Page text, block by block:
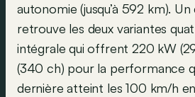
autonomie (jusqu’à 592 km).
retrouve les deux variantes
intégrale qui offrent 220 kW
(340 ch) pour la performance
dernière atteint les 100 km/h